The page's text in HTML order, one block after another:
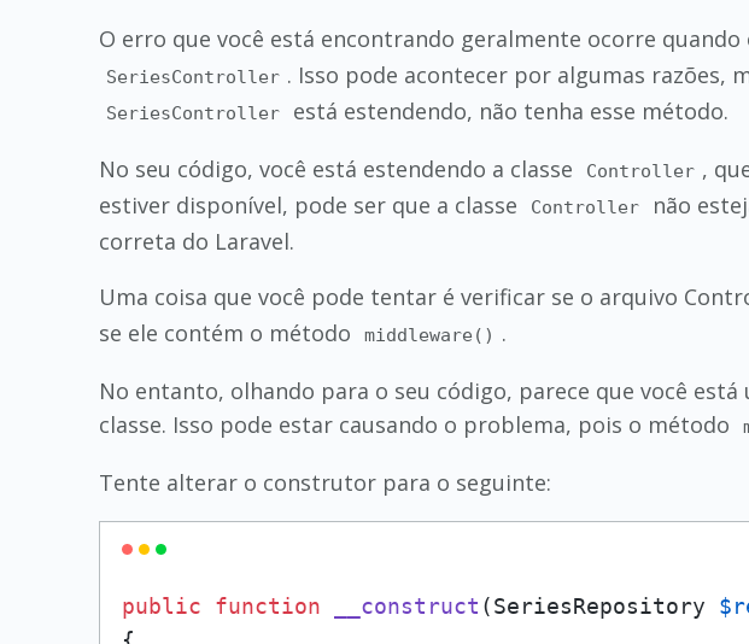
O erro que você está encontrando geralmente ocorre
SeriesController . Isso pode acontecer por algumas razões,
SeriesController
está estendendo, não tenha esse método.
No seu código, você está estendendo a classe
Controller ,
estiver disponível, pode ser que a classe
Controller
não
correta do Laravel.
Uma coisa que você pode tentar é verificar se o arquivo
se ele contém o método
middleware() .
No entanto, olhando para o seu código, parece que você
classe. Isso pode estar causando o problema, pois o método
Tente alterar o construtor para o seguinte:
public function __construct (SeriesRepository